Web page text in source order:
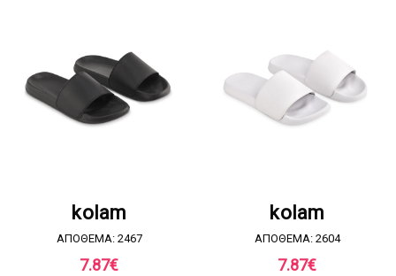
kolam
ΑΠΟΘΕΜΑ: 2467
7.87€
kolam
ΑΠΟΘΕΜΑ: 2604
7.87€